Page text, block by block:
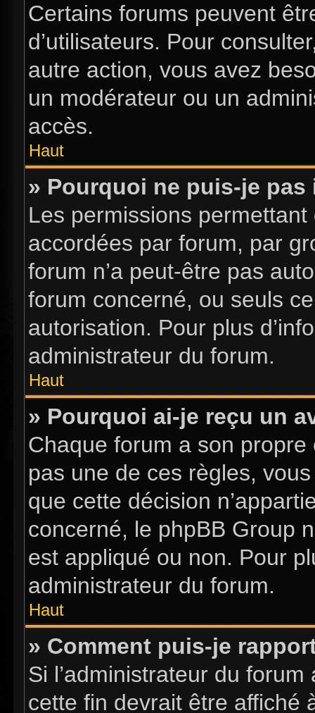
Certains forums peuvent
d’utilisateurs. Pour
autre action, vous avez
un modérateur ou un
accès.
Haut
» Pourquoi ne puis-je
Les permissions
accordées par forum, par
forum n’a peut-être pas
forum concerné, ou seuls
autorisation. Pour plus
administrateur du forum.
Haut
» Pourquoi ai-je reçu un
Chaque forum a son
pas une de ces règles,
que cette décision
concerné, le phpBB Group
est appliqué ou non. Pour
administrateur du forum.
Haut
» Comment puis-je
Si l’administrateur du
cette fin devrait être affiché